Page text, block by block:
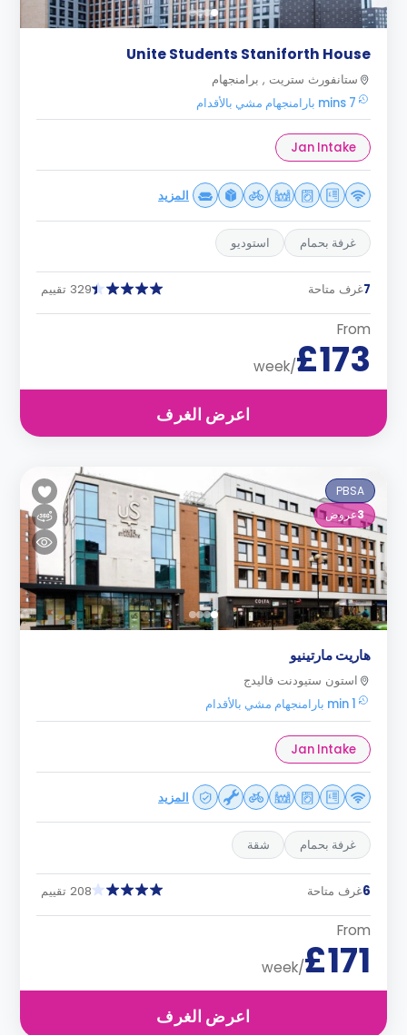
Unite Students Staniforth House
ستانفورث ستريت , برامنجهام
7 mins بارامنجهام مشي بالأقدام
Jan Intake
المزيد
غرفة بحمام استوديو
7غرف متاحة 329 تقييم
From
£173
/week
اعرض الغرف
PBSA
3عروض
هاريت مارتينيو
استون ستيودنت فاليدج
1 min بارامنجهام مشي بالأقدام
Jan Intake
المزيد
غرفة بحمام شقة
6غرف متاحة 208 تقييم
From
£171
/week
اعرض الغرف